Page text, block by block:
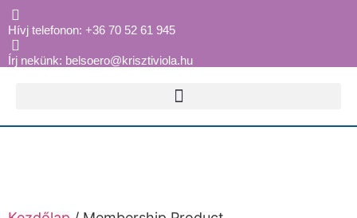
Hívj telefonon: +36 70 52 61 945
Írj nekünk: belsoero@krisztiviola.hu